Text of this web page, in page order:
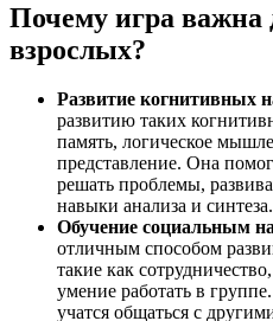
Почему игра важна
взрослых?
Развитие когнитивных
развитию таких
память, логическое
представление. Она
решать проблемы,
навыки анализа и синтеза.
Обучение социальным
отличным способом
такие как
умение работать в
учатся общаться с